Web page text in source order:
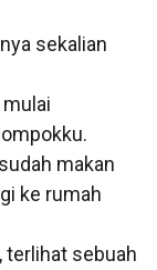
sekalian
makan
ke rumah
terlihat sebuah